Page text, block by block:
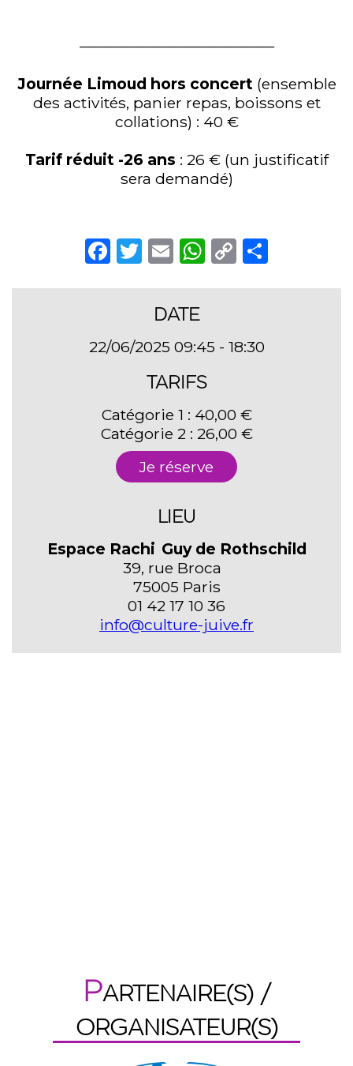
—————————————
Journée Limoud hors concert (ensemble
des activités, panier repas, boissons et
collations) : 40 €
Tarif réduit -26 ans : 26 € (un justificatif
sera demandé)
Facebook
Twitter
EmailWhatsApp
Copy
DATE
22/06/2025 09:45 - 18:30
TARIFS
Catégorie 1 : 40,00 €
Catégorie 2 : 26,00 €
Je réserve
LIEU
Espace Rachi Guy de Rothschild
39, rue Broca
75005 Paris
01 42 17 10 36
info@culture-juive.fr
PARTENAIRE(S) /
ORGANISATEUR(S)